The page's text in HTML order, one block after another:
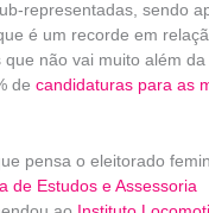
representadas, sendo
é um recorde em
não vai muito além
de candidaturas para as
pensa o eleitorado
de Estudos e Assessoria